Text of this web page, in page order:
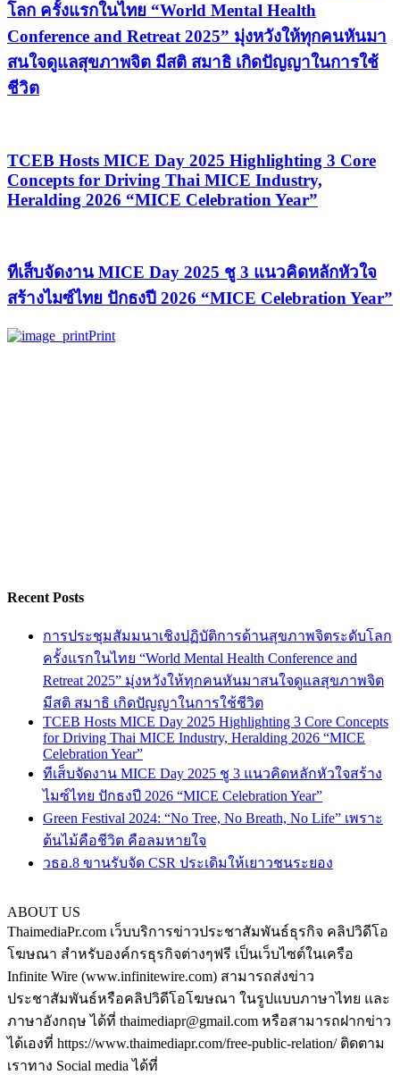
โลก ครั้งแรกในไทย “World Mental Health
Conference and Retreat 2025” มุ่งหวังให้ทุกคนหันมา
สนใจดูแลสุขภาพจิต มีสติ สมาธิ เกิดปัญญาในการใช้
ชีวิต
TCEB Hosts MICE Day 2025 Highlighting 3 Core
Concepts for Driving Thai MICE Industry,
Heralding 2026 “MICE Celebration Year”
ทีเส็บจัดงาน MICE Day 2025 ชู 3 แนวคิดหลักหัวใจ
สร้างไมซ์ไทย ปักธงปี 2026 “MICE Celebration Year”
Print
Recent Posts
การประชุมสัมมนาเชิงปฏิบัติการด้านสุขภาพจิตระดับโลก
ครั้งแรกในไทย “World Mental Health Conference and
Retreat 2025” มุ่งหวังให้ทุกคนหันมาสนใจดูแลสุขภาพจิต
มีสติ สมาธิ เกิดปัญญาในการใช้ชีวิต
TCEB Hosts MICE Day 2025 Highlighting 3 Core Concepts
for Driving Thai MICE Industry, Heralding 2026 “MICE
Celebration Year”
ทีเส็บจัดงาน MICE Day 2025 ชู 3 แนวคิดหลักหัวใจสร้าง
ไมซ์ไทย ปักธงปี 2026 “MICE Celebration Year”
Green Festival 2024: “No Tree, No Breath, No Life” เพราะ
ต้นไม้คือชีวิต คือลมหายใจ
วธอ.8 ขานรับจัด CSR ประเดิมให้เยาวชนระยอง
ABOUT US
ThaimediaPr.com เว็บบริการข่าวประชาสัมพันธ์ธุรกิจ คลิปวิดีโอ
โฆษณา สำหรับองค์กรธุรกิจต่างๆฟรี เป็นเว็บไซต์ในเครือ
Infinite Wire (www.infinitewire.com) สามารถส่งข่าว
ประชาสัมพันธ์หรือคลิปวิดีโอโฆษณา ในรูปแบบภาษาไทย และ
ภาษาอังกฤษ ได้ที่ thaimediapr@gmail.com หรือสามารถฝากข่าว
ได้เองที่ https://www.thaimediapr.com/free-public-relation/ ติดตาม
เราทาง Social media ได้ที่